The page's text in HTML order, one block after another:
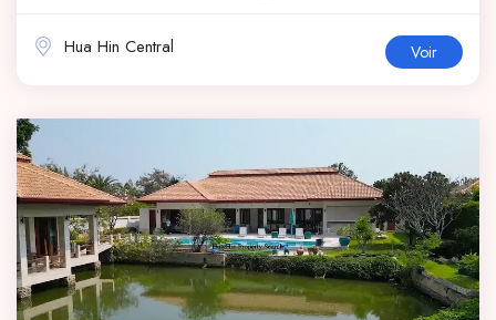
Hua Hin Central Voir